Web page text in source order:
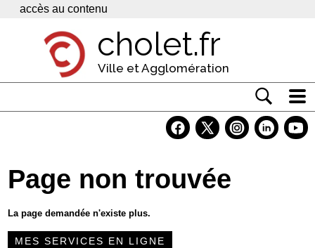
Panneau de gestion des cookies
accès au contenu
cholet.fr
Ville et Agglomération
Economie
Services
Contacts
Page non trouvée
La page demandée n'existe plus.
MES SERVICES EN LIGNE